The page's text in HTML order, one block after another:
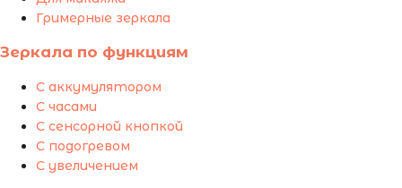
Гримерные зеркала
Зеркала по функциям
С аккумулятором
С часами
С сенсорной кнопкой
С подогревом
С увеличением